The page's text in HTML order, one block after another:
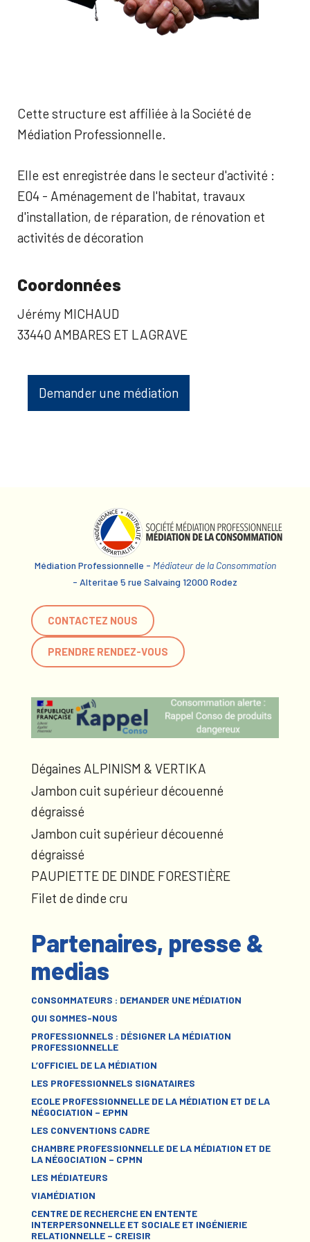
Cette structure est affiliée à la Société de
Médiation Professionnelle.
Elle est enregistrée dans le secteur d'activité :
E04 - Aménagement de l'habitat, travaux
d'installation, de réparation, de rénovation et
activités de décoration
Coordonnées
Jérémy MICHAUD
33440 AMBARES ET LAGRAVE
Demander une médiation
Médiation Professionnelle - Médiateur de la Consommation
- Alteritae 5 rue Salvaing 12000 Rodez
CONTACTEZ NOUS
PRENDRE RENDEZ-VOUS
Dégaines ALPINISM & VERTIKA
Jambon cuit supérieur découenné
dégraissé
Jambon cuit supérieur découenné
dégraissé
PAUPIETTE DE DINDE FORESTIÈRE
Filet de dinde cru
Partenaires, presse &
medias
CONSOMMATEURS : DEMANDER UNE MÉDIATION
QUI SOMMES-NOUS
PROFESSIONNELS : DÉSIGNER LA MÉDIATION
PROFESSIONNELLE
L’OFFICIEL DE LA MÉDIATION
LES PROFESSIONNELS SIGNATAIRES
ECOLE PROFESSIONNELLE DE LA MÉDIATION ET DE LA
NÉGOCIATION – EPMN
LES CONVENTIONS CADRE
CHAMBRE PROFESSIONNELLE DE LA MÉDIATION ET DE
LA NÉGOCIATION – CPMN
LES MÉDIATEURS
VIAMÉDIATION
CENTRE DE RECHERCHE EN ENTENTE
INTERPERSONNELLE ET SOCIALE ET INGÉNIERIE
RELATIONNELLE – CREISIR